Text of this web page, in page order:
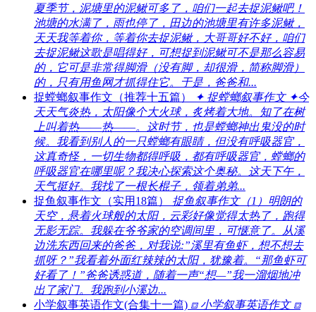
夏季节，泥塘里的泥鳅可多了，咱们一起去捉泥鳅吧！
池塘的水满了，雨也停了，田边的池塘里有许多泥鳅，
天天我等着你，等着你去捉泥鳅，大哥哥好不好，咱们
去捉泥鳅这歌是唱得好，可想捉到泥鳅可不是那么容易
的，它可是非常得脚滑（没有脚，却很滑，简称脚滑）
的，只有用鱼网才抓得住它。于是，爸爸和...
捉螳螂叙事作文（推荐十五篇）
✦ 捉螳螂叙事作文 ✦今
天天气炎热，太阳像个大火球，炙烤着大地。知了在树
上叫着热――热――。这时节，也是螳螂神出鬼没的时
候。我看到别人的一只螳螂有眼睛，但没有呼吸器官，
这真奇怪，一切生物都得呼吸，都有呼吸器官，螳螂的
呼吸器官在哪里呢？我决心探索这个奥秘。这天下午，
天气挺好。我找了一根长棍子，领着弟弟...
捉鱼叙事作文（实用18篇）
捉鱼叙事作文（1）明朗的
天空，悬着火球般的太阳，云彩好像觉得太热了，跑得
无影无踪。我躲在爷爷家的空调间里，可惬意了。从溪
边洗东西回来的爸爸，对我说:”溪里有鱼虾，想不想去
抓呀？”我看着外面红辣辣的太阳，犹豫着。“那鱼虾可
好看了！”爸爸诱惑道，随着一声“想—”我一溜烟地冲
出了家门。我跑到小溪边...
小学叙事英语作文(合集十一篇) ⧈ 小学叙事英语作文 ⧈